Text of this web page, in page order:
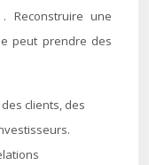
. Reconstruire une
peut prendre des
clients, des